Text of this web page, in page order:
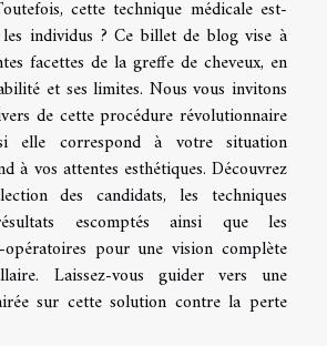
cette technique médicale est-
individus ? Ce billet de blog vise à
facettes de la greffe de cheveux, en
et ses limites. Nous vous invitons
de cette procédure révolutionnaire
elle correspond à votre situation
à vos attentes esthétiques. Découvrez
des candidats, les techniques
escomptés ainsi que les
pour une vision complète
Laissez-vous guider vers une
sur cette solution contre la perte